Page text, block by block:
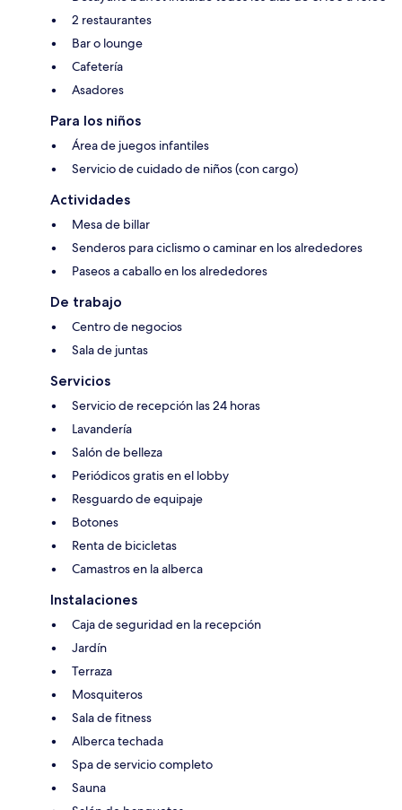
2 restaurantes
Bar o lounge
Cafetería
Asadores
Para los niños
Área de juegos infantiles
Servicio de cuidado de niños (con cargo)
Actividades
Mesa de billar
Senderos para ciclismo o caminar en los alrededores
Paseos a caballo en los alrededores
De trabajo
Centro de negocios
Sala de juntas
Servicios
Servicio de recepción las 24 horas
Lavandería
Salón de belleza
Periódicos gratis en el lobby
Resguardo de equipaje
Botones
Renta de bicicletas
Camastros en la alberca
Instalaciones
Caja de seguridad en la recepción
Jardín
Terraza
Mosquiteros
Sala de fitness
Alberca techada
Spa de servicio completo
Sauna